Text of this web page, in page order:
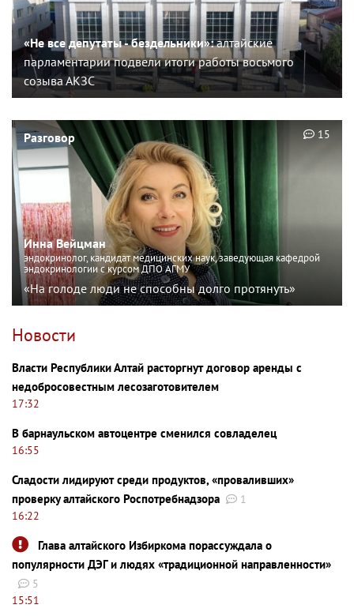
«Не все депутаты - бездельники»:алтайские
парламентарии подвели итоги работы восьмого
созыва АКЗС
Разговор
Инна Вейцман
эндокринолог, кандидат медицинских наук, заведующая кафедрой
эндокринологии с курсом ДПО АГМУ
«На голоде люди не способны долго протянуть»
15
Новости
Власти Республики Алтай расторгнут договор аренды с
недобросовестным лесозаготовителем
17:32
В барнаульском автоцентре сменился совладелец
16:55
Сладости лидируют среди продуктов, «проваливших»
проверку алтайского Роспотребнадзора
1
16:22
Глава алтайского Избиркома порассуждала о
популярности ДЭГ и людях «традиционной направленности»
5
15:51